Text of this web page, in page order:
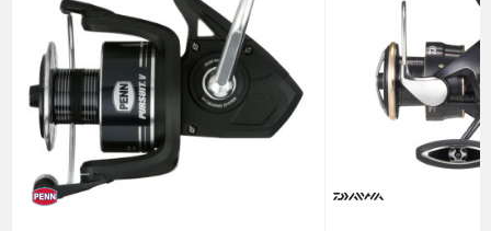
Brend Daiwa
Kapacitet 0.20/150 m
Težina 165 g
Anti-spam zaštita - izračunajte koliko je 2 + 3 :